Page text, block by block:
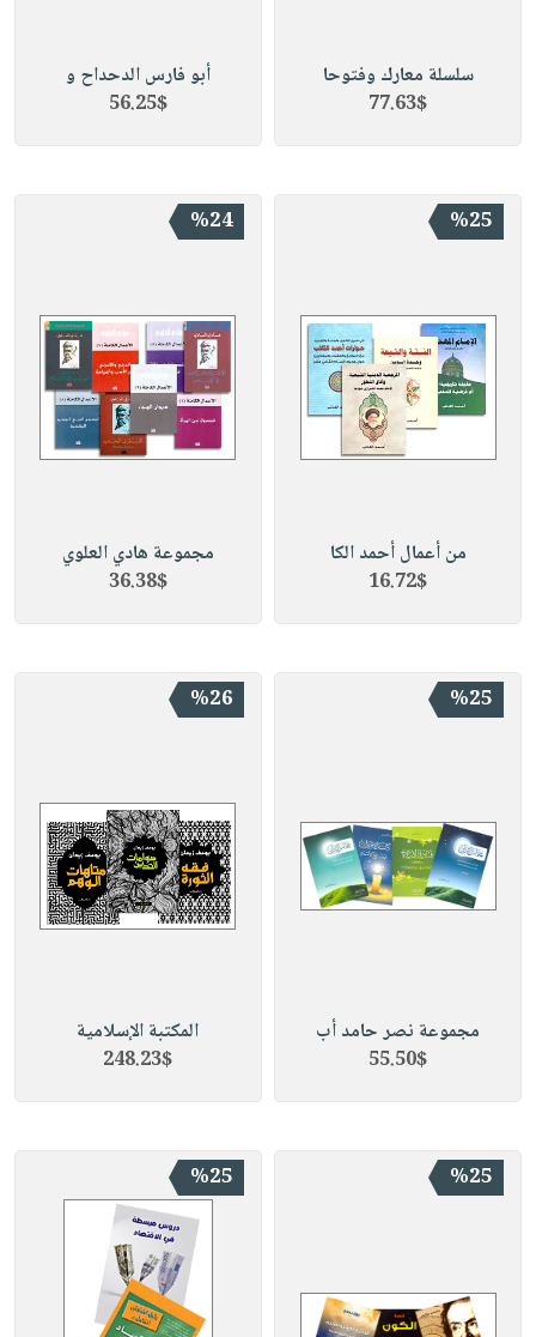
سلسلة معارك وفتوحا
77.63$
أبو فارس الدحداح و
56.25$
%25
من أعمال أحمد الكا
16.72$
%24
مجموعة هادي العلوي
36.38$
%25
مجموعة نصر حامد أب
55.50$
%26
المكتبة الإسلامية
248.23$
%25
%25